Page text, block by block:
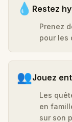
💧 Restez
Prenez
pour les
👥Jouez
Les
en
sur son